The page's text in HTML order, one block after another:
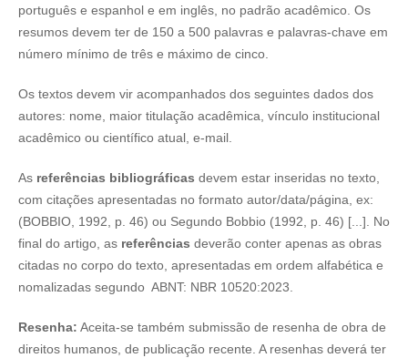
português e espanhol e em inglês, no padrão acadêmico. Os
resumos devem ter de 150 a 500 palavras e palavras-chave em
número mínimo de três e máximo de cinco.
Os textos devem vir acompanhados dos seguintes dados dos
autores: nome, maior titulação acadêmica, vínculo institucional
acadêmico ou científico atual, e-mail.
As referências bibliográficas devem estar inseridas no texto,
com citações apresentadas no formato autor/data/página, ex:
(BOBBIO, 1992, p. 46) ou Segundo Bobbio (1992, p. 46) [...]. No
final do artigo, as referências deverão conter apenas as obras
citadas no corpo do texto, apresentadas em ordem alfabética e
nomalizadas segundo ABNT: NBR 10520:2023.
Resenha: Aceita-se também submissão de resenha de obra de
direitos humanos, de publicação recente. A resenhas deverá ter